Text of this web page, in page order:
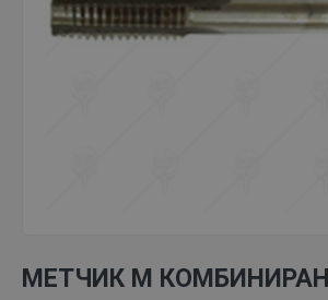
МЕТЧИК М КОМБИНИРАН